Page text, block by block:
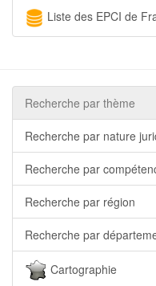
Liste des EPCI de
Recherche par thème
Recherche par nature
Recherche par
Recherche par région
Recherche par
Cartographie